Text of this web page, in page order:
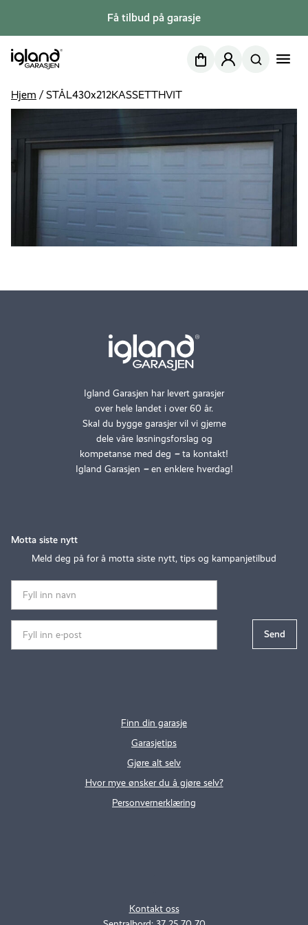
Få tilbud på garasje
NettbutikkMin side
Hjem /STÅL430x212KASSETTHVIT
Igland Garasjen har levert garasjer
over hele landet i over 60 år.
Skal du bygge garasjer vil vi gjerne
dele våre løsningsforslag og
kompetanse med deg –ta kontakt!
Igland Garasjen –en enklere hverdag!
Kontakt oss
Finn din garasje
Garasjetips
Gjøre alt selv
Hvor mye ønsker du å gjøre selv?
Personvernerklæring
Motta siste nytt
Meld deg på for å motta siste nytt, tips og kampanjetilbud